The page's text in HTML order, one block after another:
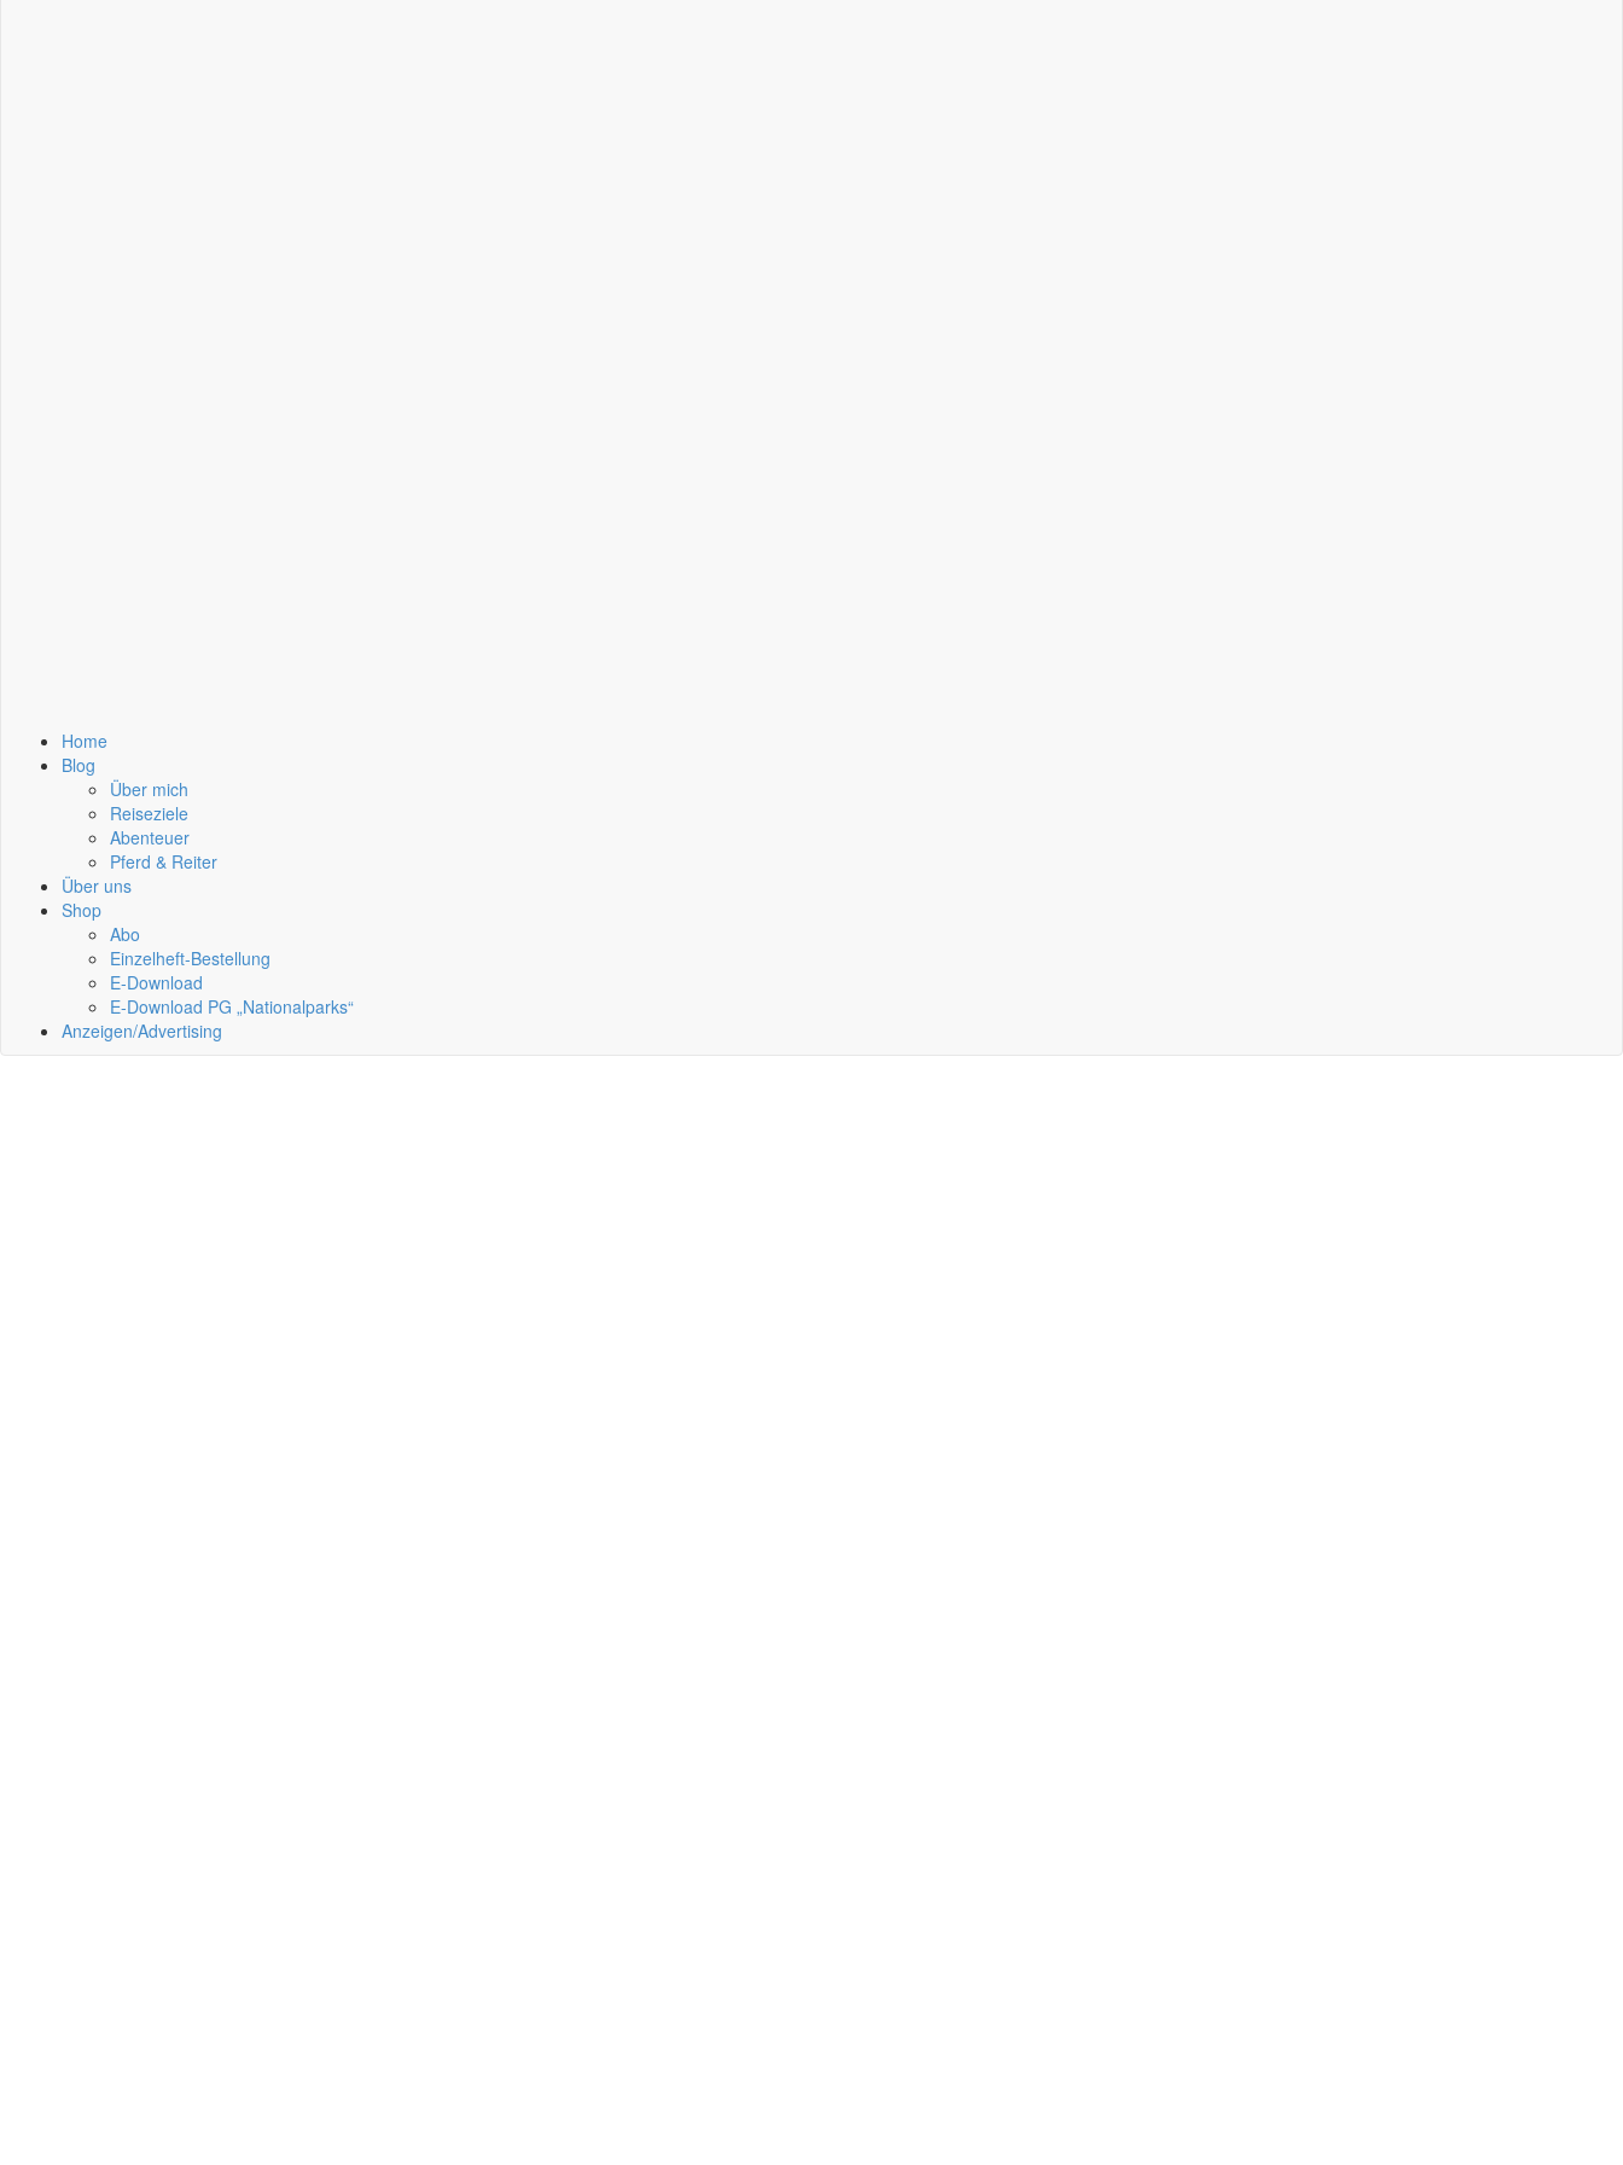
Home
Blog
Über mich
Reiseziele
Abenteuer
Pferd & Reiter
Über uns
Shop
Abo
Einzelheft-Bestellung
E-Download
E-Download PG „Nationalparks“
Anzeigen/Advertising